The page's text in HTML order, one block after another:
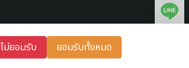
Terms and ConditionsPrivacy Policy
ไม่ยอมรับ ยอมรับทั้งหมด